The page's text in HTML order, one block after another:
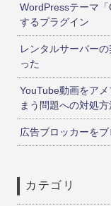
WordPressテーマ
するプラグイン
レンタルサーバー
った
YouTube動画をア
まう問題への対処方
広告ブロッカーを
カテゴリ